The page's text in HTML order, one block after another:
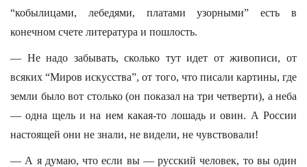
“кобылицами, лебедями, платами узорными” есть в
конечном счете литература и пошлость.
— Не надо забывать, сколько тут идет от живописи, от
всяких “Миров искусства”, от того, что писали картины, где
земли было вот столько (он показал на три четверти), а неба
— одна щель и на нем какая-то лошадь и овин. А России
настоящей они не знали, не видели, не чувствовали!
— А я думаю, что если вы — русский человек, то вы один